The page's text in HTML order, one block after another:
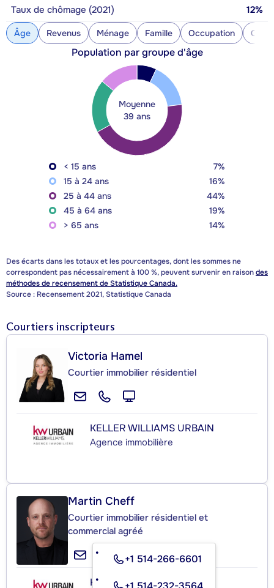
Taux de chômage (2021) 12%
Âge Revenus Ménage Famille Occupation
Population par groupe d'âge
Moyenne
39 ans
< 15 ans
7%
15 à 24 ans
16%
25 à 44 ans
44%
45 à 64 ans
19%
> 65 ans
14%
Des écarts dans les totaux et les pourcentages, dont les sommes ne
correspondent pas nécessairement à 100 %, peuvent survenir en raisondes
méthodes de recensement de Statistique Canada.
Source : Recensement 2021, Statistique Canada
Courtiers inscripteurs
Victoria Hamel
Courtier immobilier résidentiel
KELLER WILLIAMS URBAIN
Agence immobilière
Martin Cheff
Courtier immobilier résidentiel et
commercial agréé
+1 514-266-6601
KELLER WILLIAMS URBAIN